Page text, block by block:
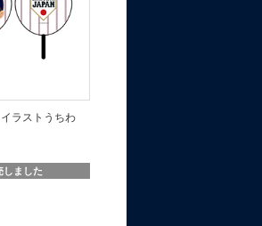
ラストうちわ
しました